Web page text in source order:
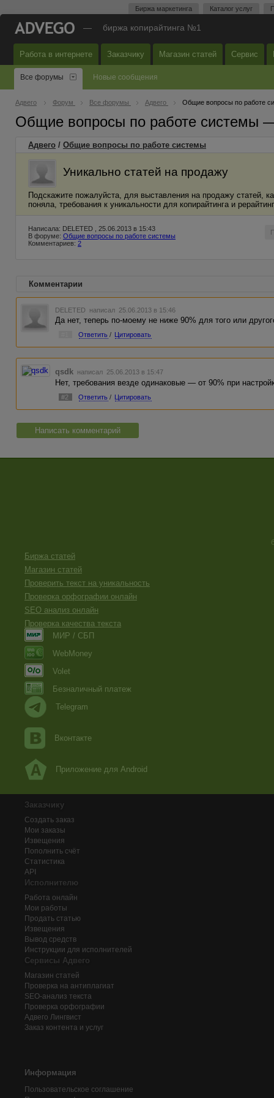
Биржа маркетинга Каталог услуг
— биржа копирайтинга №1
Работа в интернете Заказчику Магазин статей Сервис
Все форумы Новые сообщения
Адвего Форум Все форумы Адвего Общие вопросы по работе
Общие вопросы по работе системы
Адвего / Общие вопросы по работе системы
Уникально статей на продажу
Подскажите пожалуйста, для выставления на продажу статей,
поняла, требования к уникальности для копирайтинга и
Написала: DELETED , 25.06.2013 в 15:43
В форуме: Общие вопросы по работе системы
Комментариев: 2
Комментарии
DELETED написал 25.06.2013 в 15:46
Да нет, теперь по-моему не ниже 90% для того или
Ответить / Цитировать
qsdk написал 25.06.2013 в 15:47
Нет, требования везде одинаковые — от 90% при
#2 Ответить / Цитировать
Написать комментарий
Биржа статей
Магазин статей
Проверить текст на уникальность
Проверка орфографии онлайн
SEO анализ онлайн
Проверка качества текста
МИР / СБП
WebMoney
Volet
Безналичный платеж
Telegram
Вконтакте
Приложение для Android
Заказчику
Создать заказ
Мои заказы
Извещения
Пополнить счёт
Статистика
API
Исполнителю
Работа онлайн
Мои работы
Продать статью
Извещения
Вывод средств
Инструкции для исполнителей
Сервисы Адвего
Магазин статей
Проверка на антиплагиат
SEO-анализ текста
Проверка орфографии
Адвего Лингвист
Заказ контента и услуг
Информация
Пользовательское соглашение